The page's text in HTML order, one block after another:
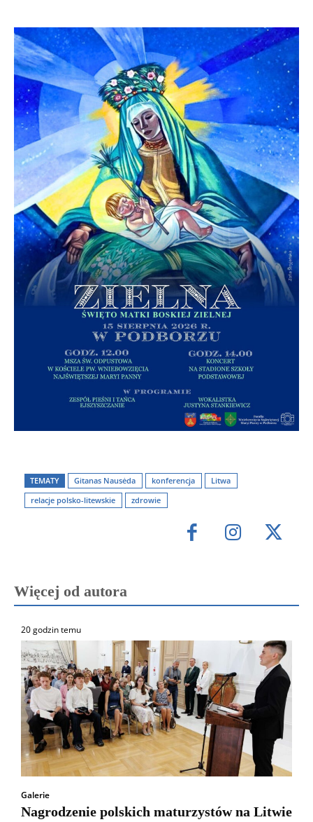
TEMATY Gitanas Nausėda konferencja
Litwa
relacje polsko-litewskie
zdrowie
Więcej od autora
20 godzin temu
Galerie
Nagrodzenie polskich maturzystów na Litwie